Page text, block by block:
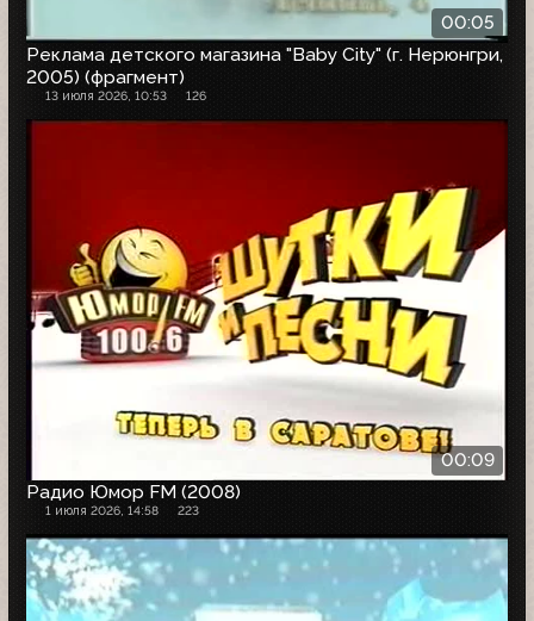
00:05
Реклама детского магазина "Baby City" (г. Нерюнгри,
2005) (фрагмент)
13 июля 2026, 10:53 126
00:09
Радио Юмор FM (2008)
1 июля 2026, 14:58 223